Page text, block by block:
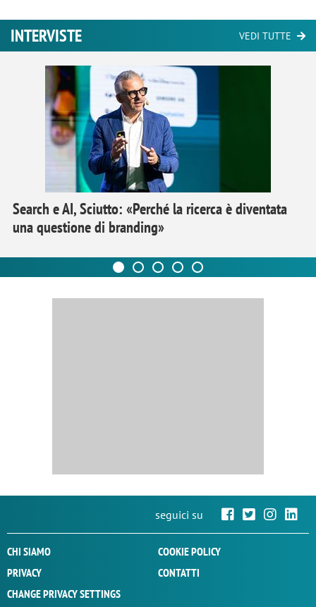
INTERVISTE VEDI TUTTE
Search e AI, Sciutto: «Perché la ricerca è diventata
una questione di branding»
seguici su
CHI SIAMO
COOKIE POLICY
PRIVACY
CONTATTI
CHANGE PRIVACY SETTINGS